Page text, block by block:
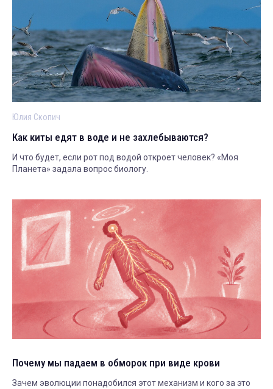
Юлия Скопич
Как киты едят в воде и не захлебываются?
И что будет, если рот под водой откроет человек? «Моя
Планета» задала вопрос биологу.
Почему мы падаем в обморок при виде крови
Зачем эволюции понадобился этот механизм и кого за это